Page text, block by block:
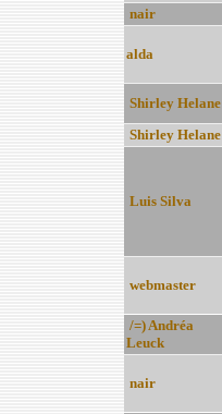
nair
alda
Shirley Helane
Shirley Helane
Luis Silva
webmaster
/=) Andréa
Leuck
nair